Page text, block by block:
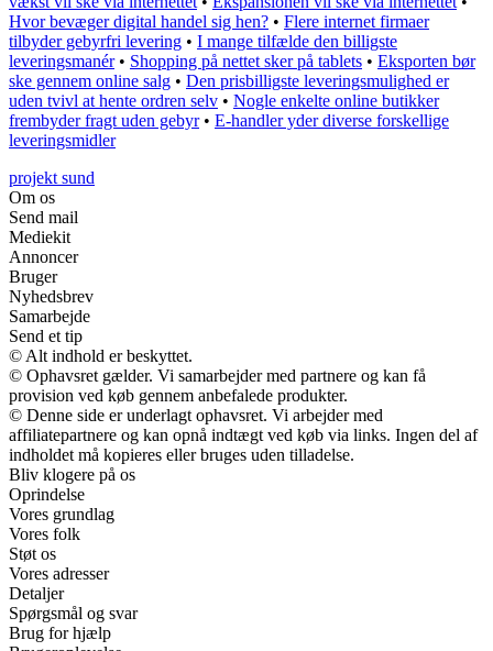
Hvor bevæger digital handel sig hen? • Flere internet firmaer
tilbyder gebyrfri levering • I mange tilfælde den billigste
leveringsmanér• Shopping på nettet sker på tablets • Eksporten bør
ske gennem online salg • Den prisbilligste leveringsmulighed er
uden tvivl at hente ordren selv • Nogle enkelte online butikker
frembyder fragt uden gebyr• E-handler yder diverse forskellige
leveringsmidler
projekt sund
Om os
Send mail
Mediekit
Annoncer
Bruger
Nyhedsbrev
Samarbejde
Send et tip
© Alt indhold er beskyttet.
© Ophavsret gælder. Vi samarbejder med partnere og kan få
provision ved køb gennem anbefalede produkter.
© Denne side er underlagt ophavsret. Vi arbejder med
affiliatepartnere og kan opnå indtægt ved køb via links. Ingen del af
indholdet må kopieres eller bruges uden tilladelse.
Bliv klogere på os
Oprindelse
Vores grundlag
Vores folk
Støt os
Vores adresser
Detaljer
Spørgsmål og svar
Brug for hjælp